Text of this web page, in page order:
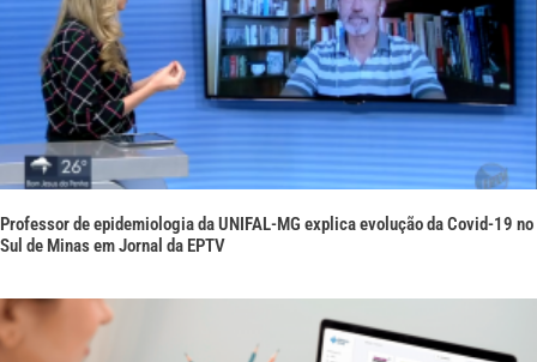
Professor de epidemiologia da UNIFAL-MG explica evolução da Covid-19 no
Sul de Minas em Jornal da EPTV